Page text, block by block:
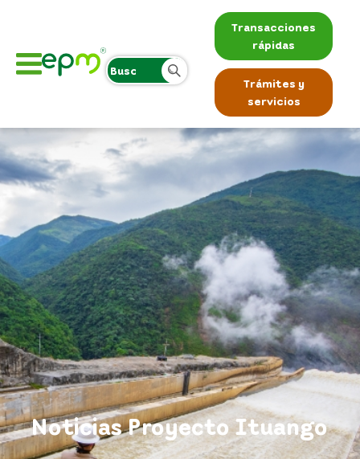
Transacciones
rápidas
Trámites y
servicios
Noticias Proyecto Ituango